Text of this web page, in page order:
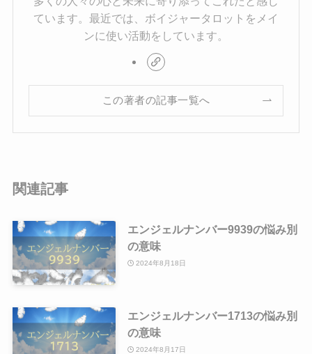
ています。最近では、ボイジャータロットをメイ
ンに使い活動をしています。
この著者の記事一覧へ
関連記事
エンジェルナンバー9939の悩み別
の意味
2024年8月18日
エンジェルナンバー1713の悩み別
の意味
2024年8月17日